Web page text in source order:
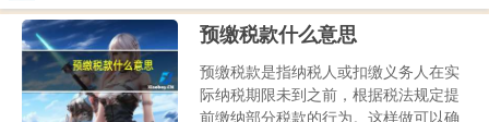
预缴税款什么意思
预缴税款是指纳税人或扣缴义务人在实
际纳税期限未到之前，根据税法规定提
前缴纳部分税款的行为。这样做可以确